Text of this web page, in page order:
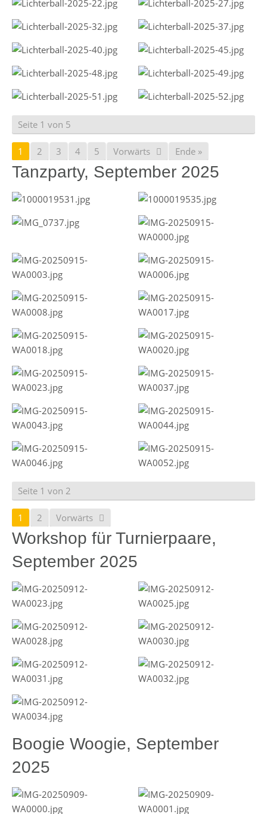
Seite 1 von 5
1 2 3 4 5 Vorwärts Ende »
Tanzparty, September 2025
Seite 1 von 2
1 2 Vorwärts
Workshop für Turnierpaare,
September 2025
Boogie Woogie, September
2025